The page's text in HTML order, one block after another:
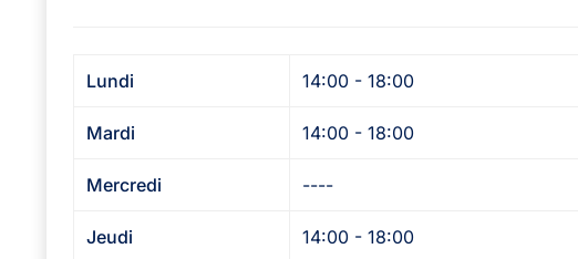
Lundi 14:00 - 18:00
Mardi 14:00 - 18:00
Mercredi ----
Jeudi 14:00 - 18:00